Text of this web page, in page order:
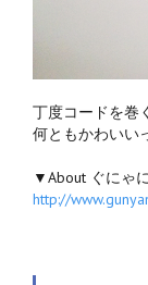
丁度コードを巻
何ともかわい
▼About ぐにゃ
http://